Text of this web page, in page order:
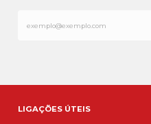
LIGAÇÕES ÚTEIS